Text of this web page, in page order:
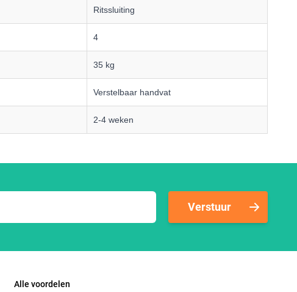
Ritssluiting
4
35 kg
Verstelbaar handvat
2-4 weken
Verstuur
Alle voordelen